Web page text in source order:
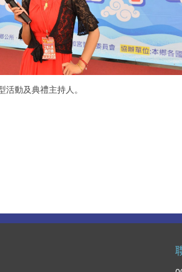
活動及典禮主持人。